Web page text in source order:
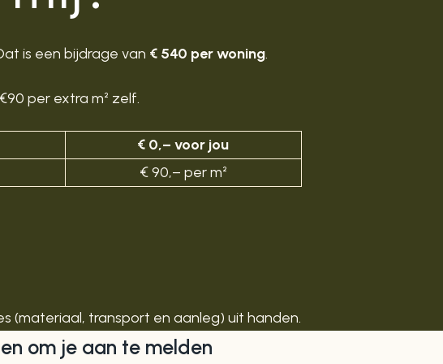
is een bijdrage van € 540 per woning.
per extra m² zelf.
€ 0,– voor jou
€ 90,– per m²
(materiaal, transport en aanleg) uit handen.
om je aan te melden